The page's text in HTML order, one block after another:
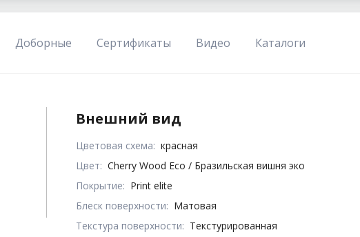
Доборные Сертификаты Видео Каталоги
Внешний вид
Цветовая схема: красная
Цвет: Cherry Wood Eco / Бразильская вишня эко
Покрытие: Print elite
Блеск поверхности: Матовая
Текстура поверхности: Текстурированная